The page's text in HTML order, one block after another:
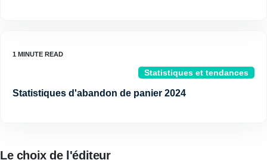
Statistiques et tendances
Statistiques d'abandon de panier 2024
Le choix de l'éditeur